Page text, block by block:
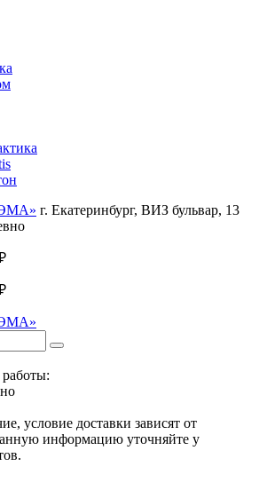
г. Екатеринбург, ВИЗ бульвар, 13
условие доставки зависят от
информацию уточняйте у